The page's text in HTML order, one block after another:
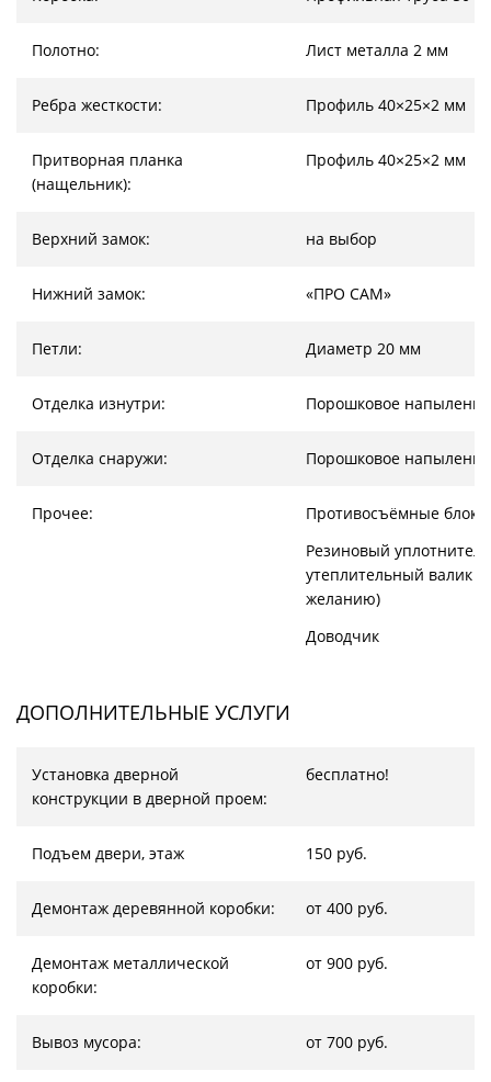
Полотно: Лист металла 2 мм
Ребра жесткости: Профиль 40×25×2 мм
Притворная планка
(нащельник):
Профиль 40×25×2 мм
Верхний замок: на выбор
Нижний замок: «ПРО САМ»
Петли: Диаметр 20 мм
Отделка изнутри: Порошковое напыление
Отделка снаружи: Порошковое напыление
Прочее:
Противосъёмные
Резиновый
утеплительный валик
желанию)
Доводчик
ДОПОЛНИТЕЛЬНЫЕ УСЛУГИ
Установка дверной
конструкции в дверной проем:
бесплатно!
Подъем двери, этаж 150 руб.
Демонтаж деревянной коробки: от 400 руб.
Демонтаж металлической
коробки:
от 900 руб.
Вывоз мусора: от 700 руб.